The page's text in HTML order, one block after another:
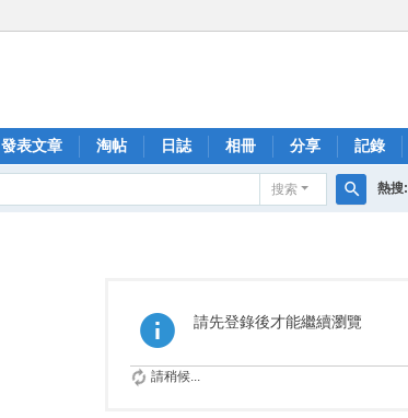
發表文章 淘帖 日誌 相冊 分享 記錄
搜索 熱搜:
請先登錄後才能繼續瀏覽
請稍候...